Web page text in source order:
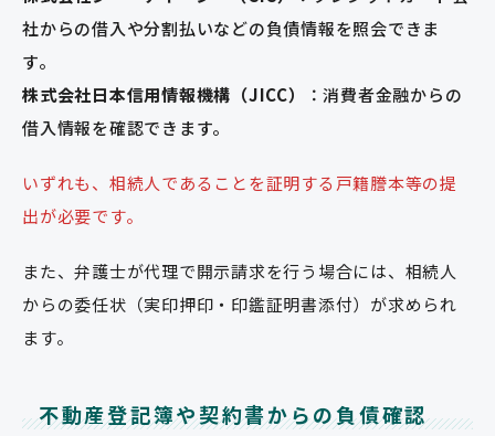
社からの借入や分割払いなどの負債情報を照会できま
す。
株式会社日本信用情報機構（JICC）
：消費者金融からの
借入情報を確認できます。
いずれも、 相続人であることを証明する戸籍謄本等の提
出が必要です。
また、弁護士が代理で開示請求を行う場合には、相続人
からの委任状（実印押印・印鑑証明書添付）が求められ
ます。
不動産登記簿や契約書からの負債確認